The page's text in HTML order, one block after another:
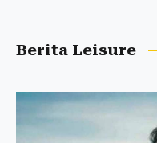
Berita Leisure